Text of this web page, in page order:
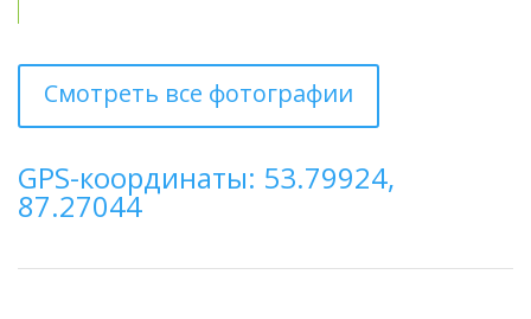
Смотреть все фотографии
GPS-координаты: 53.79924,
87.27044